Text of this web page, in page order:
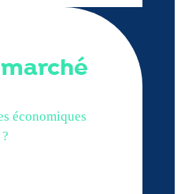
économiques